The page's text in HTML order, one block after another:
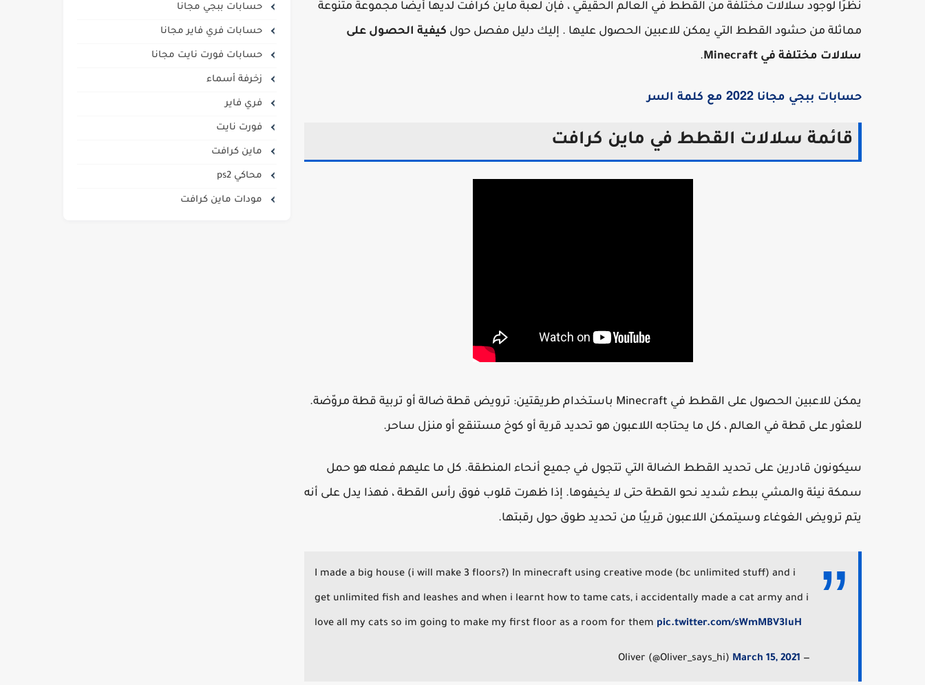
نظرًا لوجود سلالات مختلفة من القطط في العالم الحقيقي ، فإن لعبة ماين كرافت لديها أيضا مجموعة متنوعة
مماثلة من حشود القطط التي يمكن للاعبين الحصول عليها . إليك دليل مفصل حول كيفية الحصول على
سلالات مختلفة في Minecraft
.
حسابات ببجي مجانا مع كلمة السر
قائمة سلالات القطط في ماين كرافت
يمكن للاعبين الحصول على القطط في Minecraft باستخدام طريقتين: ترويض قطة ضالة أو تربية قطة مروّضة.
للعثور على قطة في العالم ، كل ما يحتاجه اللاعبون هو تحديد قرية أو كوخ مستنقع أو منزل ساحر.
سيكونون قادرين على تحديد القطط الضالة التي تتجول في جميع أنحاء المنطقة. كل ما عليهم فعله هو حمل
سمكة نيئة والمشي ببطء شديد نحو القطة حتى لا يخيفوها. إذا ظهرت قلوب فوق رأس القطة ، فهذا يدل على أنه
يتم ترويض الغوغاء وسيتمكن اللاعبون قريبًا من تحديد طوق حول رقبتها.
I made a big house (i will make 3 floors?) In minecraft using creative mode (bc unlimited stuff) and i
get unlimited fish and leashes and when i learnt how to tame cats, i accidentally made a cat army and i
love all my cats so im going to make my first floor as a room for them pic.twitter.com/sWmMBV3IuH
— Oliver (@Oliver_says_hi)
March 15, 2021
حسابات ببجي مجانا
حسابات فري فاير مجانا
حسابات فورت نايت مجانا
زخرفة أسماء
فري فاير
فورت نايت
ماين كرافت
محاكي ps2
مودات ماين كرافت